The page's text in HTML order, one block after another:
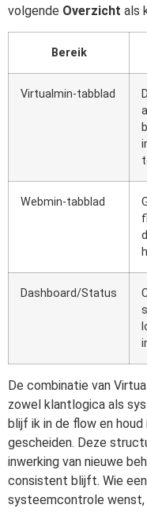
volgende Overzicht als
Bereik
Virtualmin-tabblad
Webmin-tabblad
Dashboard/Status
De combinatie van
zowel klantlogica als
blijf ik in de flow en
gescheiden. Deze
inwerking van nieuwe
consistent blijft. Wie
systeemcontrole wenst,